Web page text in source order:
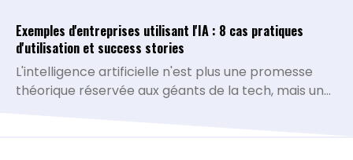
Exemples d'entreprises utilisant l'IA : 8 cas pratiques
d'utilisation et success stories
L'intelligence artificielle n'est plus une promesse
théorique réservée aux géants de la tech, mais une